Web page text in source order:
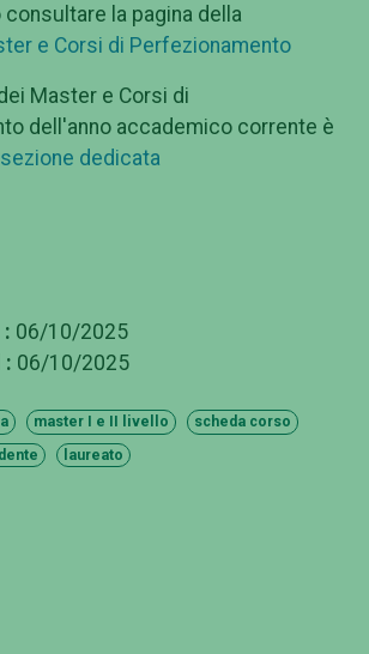
la pagina della
e Corsi di Perfezionamento
Master e Corsi di
dell'anno accademico corrente è
dedicata
06/10/2025
: 06/10/2025
master I e II livello
scheda corso
laureato